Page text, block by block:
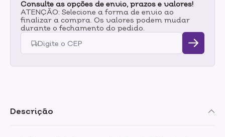
Consulte as opções de envio, prazos e valores!
ATENÇÃO: Selecione a forma de envio ao
finalizar a compra. Os valores podem mudar
durante o fechamento do pedido.
Descrição